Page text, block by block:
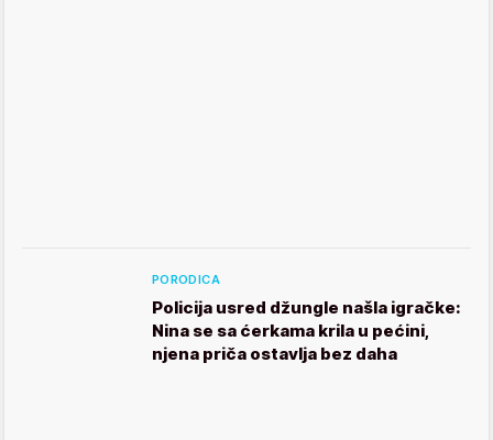
PORODICA
Policija usred džungle našla igračke:
Nina se sa ćerkama krila u pećini,
njena priča ostavlja bez daha